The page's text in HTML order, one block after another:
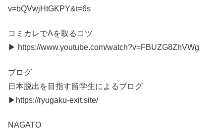
v=bQVwjHtGKPY&t=6s
コミカレでAを取るコツ
▶︎ https://www.youtube.com/watch?v=FBUZG8ZhVWg
ブログ
日本脱出を目指す留学生によるブログ
▶︎https://ryugaku-exit.site/
NAGATO